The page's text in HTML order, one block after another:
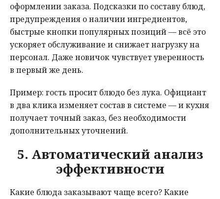
оформлении заказа. Подсказки по составу блюд,
предупреждения о наличии ингредиентов,
быстрые кнопки популярных позиций — всё это
ускоряет обслуживание и снижает нагрузку на
персонал. Даже новичок чувствует уверенность
в первый же день.
Пример: гость просит блюдо без лука. Официант
в два клика изменяет состав в системе — и кухня
получает точный заказ, без необходимости
дополнительных уточнений.
5. Автоматический анализ
эффективности
Какие блюда заказывают чаще всего? Какие